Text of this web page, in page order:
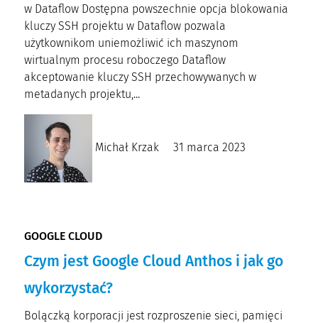
w Dataflow Dostępna powszechnie opcja blokowania
kluczy SSH projektu w Dataflow pozwala
użytkownikom uniemożliwić ich maszynom
wirtualnym procesu roboczego Dataflow
akceptowanie kluczy SSH przechowywanych w
metadanych projektu,...
Michał Krzak 31 marca 2023
GOOGLE CLOUD
Czym jest Google Cloud Anthos i jak go
wykorzystać?
Bolączką korporacji jest rozproszenie sieci, pamięci